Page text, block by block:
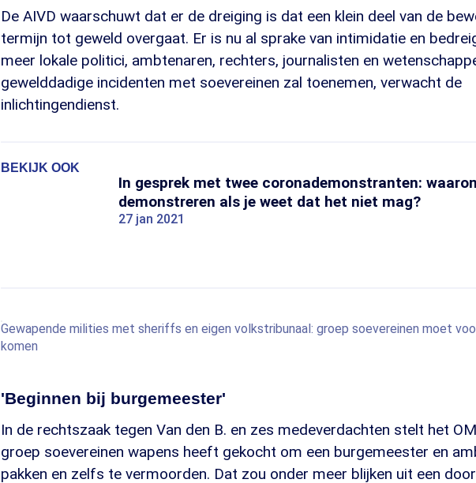
De AIVD waarschuwt dat er de dreiging is dat een klein deel van de
termijn tot geweld overgaat. Er is nu al sprake van intimidatie en
meer lokale politici, ambtenaren, rechters, journalisten en
gewelddadige incidenten met soevereinen zal toenemen, verwacht de
inlichtingendienst.
BEKIJK OOK
In gesprek met twee coronademonstranten:
demonstreren als je weet dat het niet mag?
27 jan 2021
Gewapende milities met sheriffs en eigen volkstribunaal: groep soevereinen moet
komen
'Beginnen bij burgemeester'
In de rechtszaak tegen Van den B. en zes medeverdachten stelt het
groep soevereinen wapens heeft gekocht om een burgemeester en
pakken en zelfs te vermoorden. Dat zou onder meer blijken uit een